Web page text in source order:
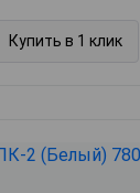
Купить в 1 клик